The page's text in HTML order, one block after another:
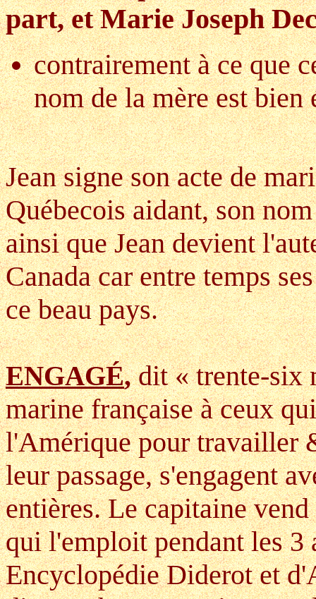
part, et Marie Joseph
contrairement à ce que
nom de la mère est
Jean signe son acte de
Québecois aidant, son
ainsi que Jean devient
Canada car entre temps
ce beau pays.
ENGAGÉ,dit « trente-six
marine française à ceux
l'Amérique pour travailler
leur passage, s'engagent
entières. Le capitaine
qui l'emploit pendant les 3
Encyclopédie Diderot et